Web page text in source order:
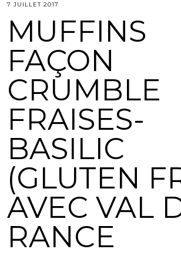
7 JUILLET 2017
MUFFINS
FAÇON
CRUMBLE
FRAISES-
BASILIC
(GLUTEN
AVEC VAL
RANCE